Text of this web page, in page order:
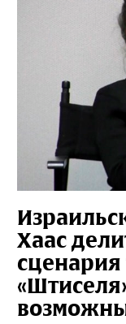
Хаас
сценария